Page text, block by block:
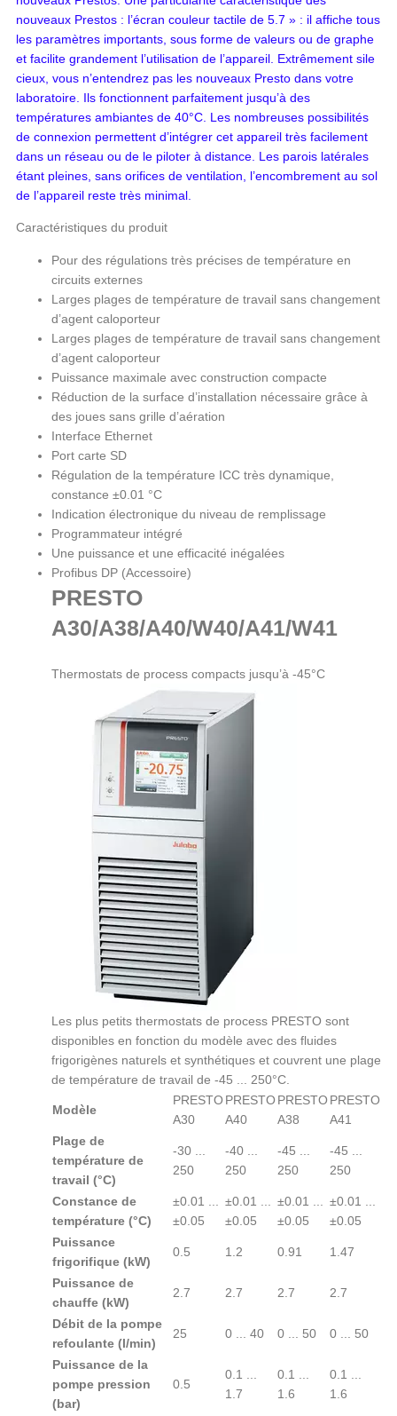
nouveaux Prestos : l’écran couleur tactile de 5.7 » : il affiche tous
les paramètres importants, sous forme de valeurs ou de graphe
et facilite grandement l’utilisation de l’appareil. Extrêmement sile
cieux, vous n’entendrez pas les nouveaux Presto dans votre
laboratoire. Ils fonctionnent parfaitement jusqu’à des
températures ambiantes de 40°C. Les nombreuses possibilités
de connexion permettent d’intégrer cet appareil très facilement
dans un réseau ou de le piloter à distance. Les parois latérales
étant pleines, sans orifices de ventilation, l’encombrement au sol
de l’appareil reste très minimal.
Caractéristiques du produit
Pour des régulations très précises de température en
circuits externes
Larges plages de température de travail sans changement
d’agent caloporteur
Larges plages de température de travail sans changement
d’agent caloporteur
Puissance maximale avec construction compacte
Réduction de la surface d’installation nécessaire grâce à
des joues sans grille d’aération
Interface Ethernet
Port carte SD
Régulation de la température ICC très dynamique,
constance ±0.01 °C
Indication électronique du niveau de remplissage
Programmateur intégré
Une puissance et une efficacité inégalées
Profibus DP (Accessoire)
PRESTO
A30/A38/A40/W40/A41/W41
Thermostats de process compacts jusqu’à -45°C
Les plus petits thermostats de process PRESTO sont
disponibles en fonction du modèle avec des fluides
frigorigènes naturels et synthétiques et couvrent une plage
de température de travail de -45 ... 250°C.
Modèle
PRESTO
A30
PRESTO
A40
PRESTO
A38
PRESTO
A41
Plage de
température de
travail (°C)
-30 ...
250
-40 ...
250
-45 ...
250
-45 ...
250
Constance de
température (°C)
±0.01 ...
±0.05
±0.01 ...
±0.05
±0.01 ...
±0.05
±0.01 ...
±0.05
Puissance
frigorifique (kW)
0.5 1.2 0.91 1.47
Puissance de
chauffe (kW)
2.7 2.7 2.7 2.7
Débit de la pompe
refoulante (l/min)
25 0 ... 40 0 ... 50 0 ... 50
Puissance de la
pompe pression
(bar)
0.5
0.1 ...
1.7
0.1 ...
1.6
0.1 ...
1.6